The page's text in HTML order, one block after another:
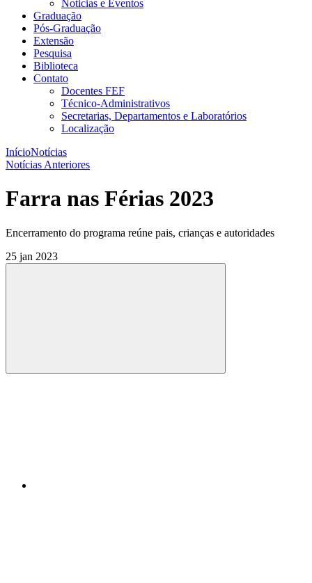
Noticias e Eventos
Graduação
Pós-Graduação
Extensão
Pesquisa
Biblioteca
Contato
Docentes FEF
Técnico-Administrativos
Secretarias, Departamentos e Laboratórios
Localização
InícioNotícias
Notícias Anteriores
Farra nas Férias 2023
Encerramento do programa reúne pais, crianças e autoridades
25 jan 2023
Compartilhar